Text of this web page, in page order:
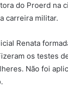
do Proerd na
carreira militar.
Renata
os testes
Não foi